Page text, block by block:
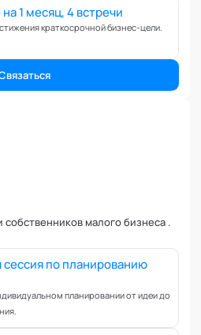
стратегия
1 месяц, 4 встречи
краткосрочной бизнес-цели.
собственников малого бизнеса .
сессия по планированию
планировании от идеи до